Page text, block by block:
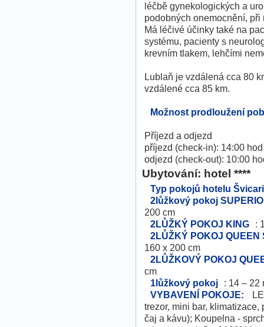
léčbě gynekologických a
podobných onemocnění,
Má léčivé účinky také na
systému, pacienty s
krevním tlakem, lehčími
Lublaň je vzdálená cca 80
vzdálené cca 85 km.
Možnost prodloužení
Příjezd a odjezd
příjezd (check-in): 14:00 hod
odjezd (check-out): 10:00
Ubytování: hotel ****
Typ pokojů hotelu
2lůžkový pokoj
200 cm
2LŮŽKÝ POKOJ KING
:
2LŮŽKÝ POKOJ QUEEN
160 x 200 cm
2LŮŽKOVÝ POKOJ
cm
1lůžkový pokoj
: 14 – 22
VYBAVENÍ POKOJE:
trezor, mini bar,
čaj a kávu); Koupelna -